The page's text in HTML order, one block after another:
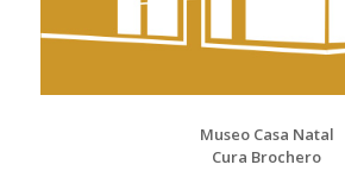
Museo Casa Natal
Cura Brochero